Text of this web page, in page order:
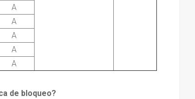
A
A
A
A
A
de bloqueo?